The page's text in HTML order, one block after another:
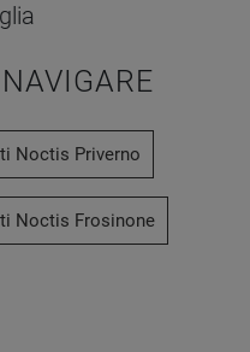
Noctis Priverno
Noctis Frosinone